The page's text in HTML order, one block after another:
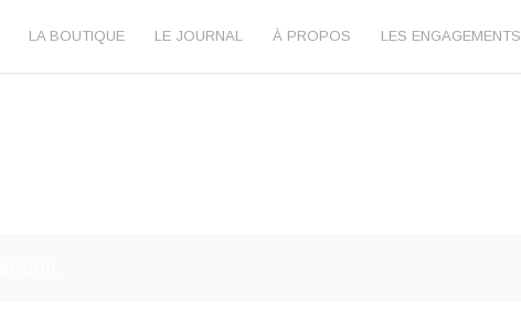
LA BOUTIQUE LE JOURNAL À PROPOS LES ENGAGEMENTS